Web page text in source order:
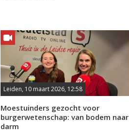
Leiden, 10 maart 2026, 12:58
Moestuinders gezocht voor
burgerwetenschap: van bodem naar
darm